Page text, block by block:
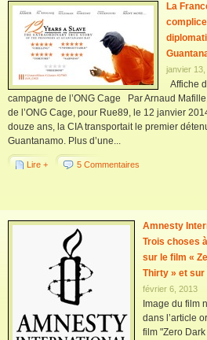
La
complice
janvier 13,
Affiche
campagne de l’ONG Cage Par Arnaud
de l’ONG Cage, pour Rue89, le 12 janvier
douze ans, la CIA transportait le premier
Guantanamo. Plus d’une...
Lire + 5 Commentaires
Amnesty
Trois choses
sur le film «
Thirty » et
février 6, 2013
Image du film
dans l’article
film "Zero